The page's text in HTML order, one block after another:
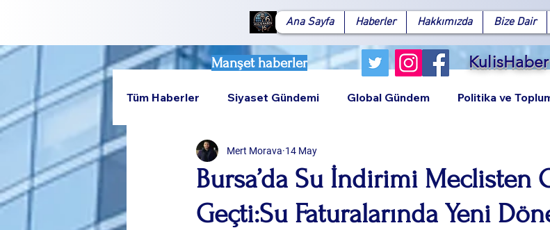
Ana Sayfa Haberler Hakkımızda Bize Dair
Manşet haberler
FacebookX (Twitter) WhatsApp
Tüm Haberler Siyaset Gündemi Global Gündem Politika ve
Teknoloji Rumeli
Bursa’da Su İndirimi Meclisten
Geçti:Su Faturalarında Yeni
Mert Morava 14 May